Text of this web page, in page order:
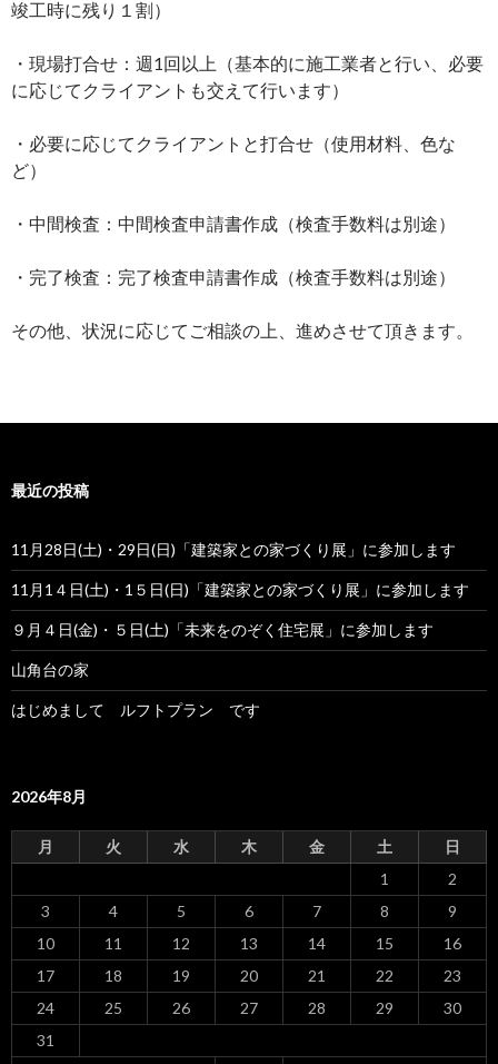
竣工時に残り１割）
・現場打合せ：週1回以上（基本的に施工業者と行い、必要
に応じてクライアントも交えて行います）
・必要に応じてクライアントと打合せ（使用材料、色な
ど）
・中間検査：中間検査申請書作成（検査手数料は別途）
・完了検査：完了検査申請書作成（検査手数料は別途）
その他、状況に応じてご相談の上、進めさせて頂きます。
最近の投稿
11月28日(土)・29日(日)「建築家との家づくり展」に参加します
11月1４日(土)・1５日(日)「建築家との家づくり展」に参加します
９月４日(金)・５日(土)「未来をのぞく住宅展」に参加します
山角台の家
はじめまして ルフトプラン です
2026年8月
月 火 水 木 金 土 日
1
2
3
4 5 6 7 8
9
10
11 12 13 14 15
16
17
18 19 20 21 22
23
24
25 26 27 28 29
30
31